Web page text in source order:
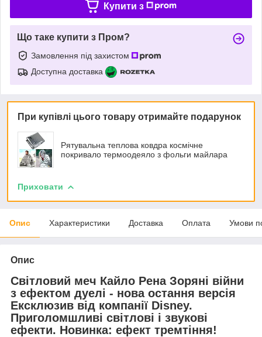
Купити з
Що таке купити з Пром?
Замовлення під захистом
Доступна доставка
При купівлі цього товару отримайте подарунок
Рятувальна теплова ковдра космічне
покривало термоодеяло з фольги майлара
Приховати
Опис Характеристики Доставка Оплата Умови
Опис
Світловий меч Кайло Рена Зоряні війни
з ефектом дуелі - нова остання версія
Ексклюзив від компанії Disney.
Приголомшливі світлові і звукові
ефекти. Новинка: ефект тремтіння!